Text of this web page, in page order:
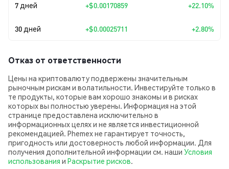
7 дней +$0.00170859 +22.10%
30 дней +$0.00025711 +2.80%
Отказ от ответственности
Цены на криптовалюту подвержены значительным
рыночным рискам и волатильности. Инвестируйте только в
те продукты, которые вам хорошо знакомы и в рисках
которых вы полностью уверены. Информация на этой
странице предоставлена исключительно в
информационных целях и не является инвестиционной
рекомендацией. Phemex не гарантирует точность,
пригодность или достоверность любой информации. Для
получения дополнительной информации см. наши Условия
использования и Раскрытие рисков.